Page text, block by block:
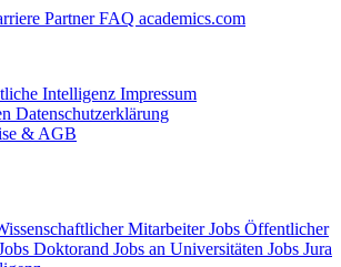
PartnerFAQ academics.com
Intelligenz Impressum
Datenschutzerklärung
& AGB
MitarbeiterJobs Öffentlicher
Doktorand Jobs an Universitäten Jobs Jura